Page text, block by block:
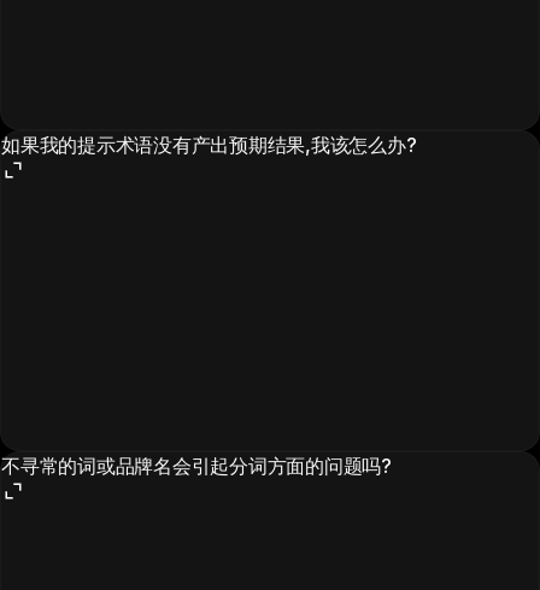
如果我的提示术语没有产出预期结果,我该怎么办?
不寻常的词或品牌名会引起分词方面的问题吗?